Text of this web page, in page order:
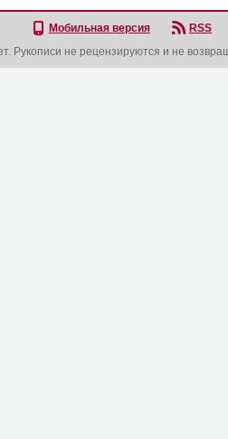
Мобильная версия
RSS
Рукописи не рецензируются и не